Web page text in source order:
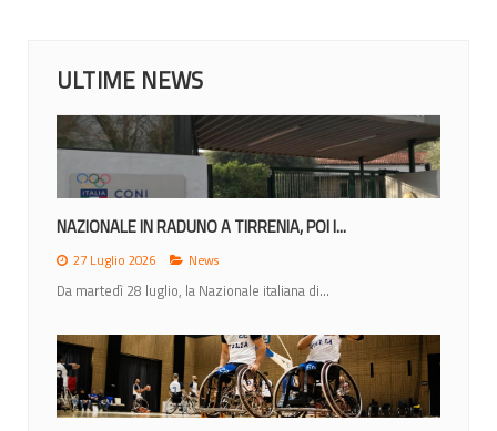
ULTIME NEWS
NAZIONALE IN RADUNO A TIRRENIA, POI I...
27 Luglio 2026 News
Da martedì 28 luglio, la Nazionale italiana di...